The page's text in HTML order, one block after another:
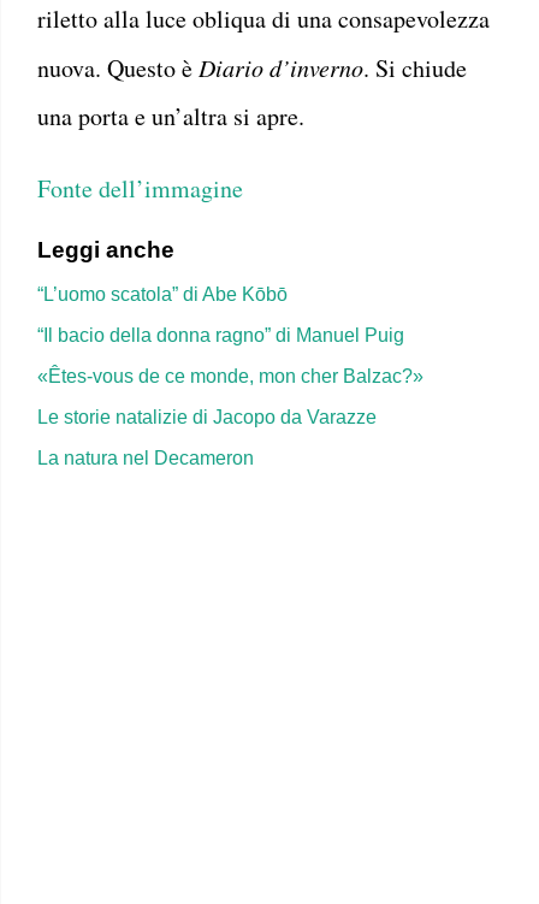
riletto alla luce obliqua di una consapevolezza
nuova. Questo è Diario d’inverno. Si chiude
una porta e un’altra si apre.
Fonte dell’immagine
Leggi anche
“L’uomo scatola” di Abe Kōbō
“Il bacio della donna ragno” di Manuel Puig
«Êtes-vous de ce monde, mon cher Balzac?»
Le storie natalizie di Jacopo da Varazze
La natura nel Decameron